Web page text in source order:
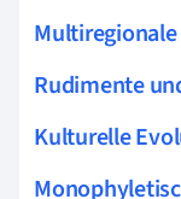
Rudimente
Kulturelle